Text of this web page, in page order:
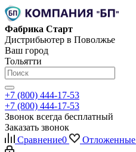
Фабрика Старт
Дистрибьютер в Поволжье
Ваш город
Тольятти
+7 (800) 444-17-53
+7 (800) 444-17-53
Звонок всегда бесплатный
Заказать звонок
Сравнение0 Отложенные